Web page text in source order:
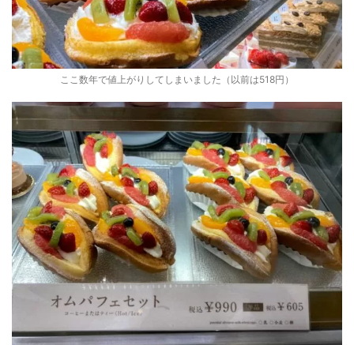
ここ数年で値上がりしてしまいました（以前は518円）